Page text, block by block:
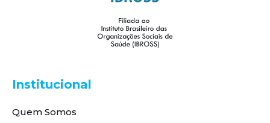
Institucional
Quem Somos